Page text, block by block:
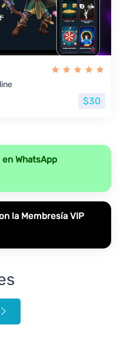
$30
WhatsApp
la Membresía VIP